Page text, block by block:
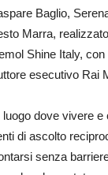
Baglio,
Marra,
Shine Italy, con
esecutivo Rai
dove vivere e
di ascolto
senza